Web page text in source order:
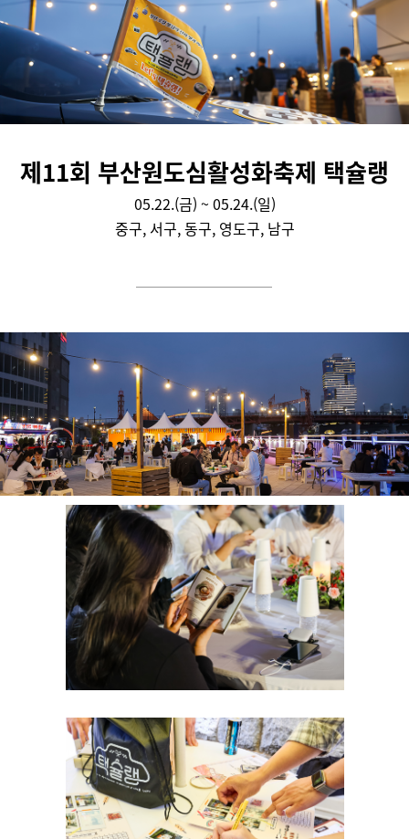
제11회 부산원도심활성화축제 택슐랭
05.22.(금) ~ 05.24.(일)
중구, 서구, 동구, 영도구, 남구